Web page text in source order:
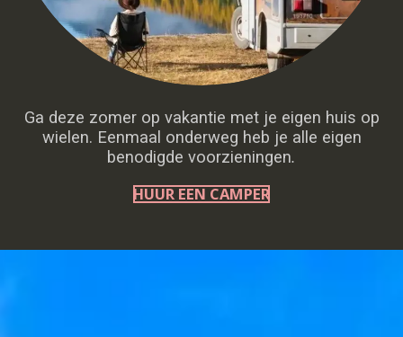
Ga deze zomer op vakantie met je eigen huis op
wielen. Eenmaal onderweg heb je alle eigen
benodigde voorzieningen.
HUUR EEN CAMPER